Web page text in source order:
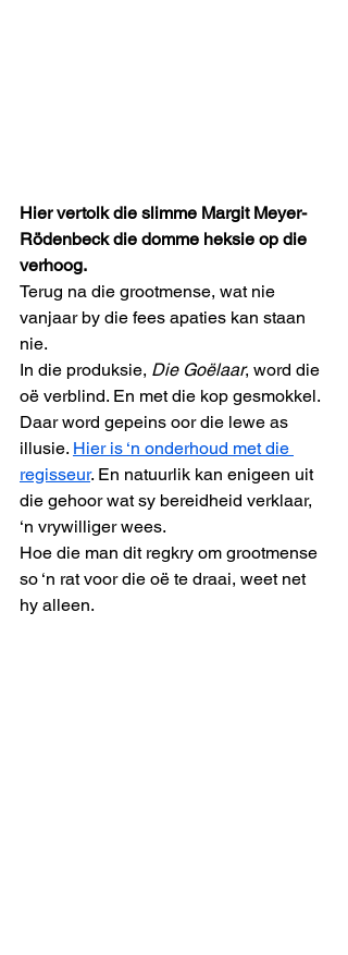
Hier vertolk die slimme Margit Meyer-
Rödenbeck die domme heksie op die
verhoog.
Terug na die grootmense, wat nie
vanjaar by die fees apaties kan staan
nie.
In die produksie, Die Goëlaar, word die
oë verblind. En met die kop gesmokkel.
Daar word gepeins oor die lewe as
illusie. Hier is ‘n onderhoud met die
regisseur. En natuurlik kan enigeen uit
die gehoor wat sy bereidheid verklaar,
‘n vrywilliger wees.
Hoe die man dit regkry om grootmense
so ‘n rat voor die oë te draai, weet net
hy alleen.